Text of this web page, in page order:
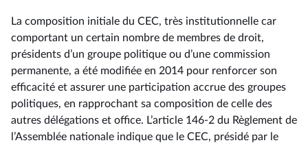
La composition initiale du CEC, très institutionnelle car
comportant un certain nombre de membres de droit,
présidents d’un groupe politique ou d’une commission
permanente, a été modifiée en 2014 pour renforcer son
efficacité et assurer une participation accrue des groupes
politiques, en rapprochant sa composition de celle des
autres délégations et office. L’article 146-2 du Règlement de
l’Assemblée nationale indique que le CEC, présidé par le